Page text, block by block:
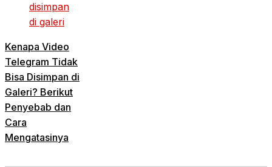
Kenapa Video
Telegram Tidak
Bisa Disimpan di
Galeri? Berikut
Penyebab dan
Cara
Mengatasinya